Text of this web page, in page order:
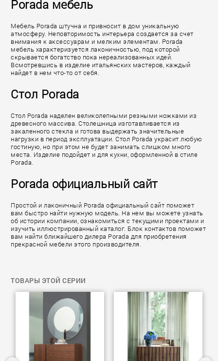
Porada мебель
Мебель Porada штучна и привносит в дом уникальную
атмосферу. Неповторимость интерьера создается за счет
внимания к аксессуарам и мелким элементам. Porada
мебель характеризуется лаконичностью, под которой
скрывается богатство пока нереализованных идей.
Всмотревшись в изделие итальянских мастеров, каждый
найдет в нем что-то от себя.
Стол Porada
Стол Porada наделен великолепными резными ножками из
древесного массива. Столешница изготавливается из
закаленного стекла и готова выдержать значительные
нагрузки в период эксплуатации. Стол Porada украсит любую
гостиную, но при этом не будет занимать слишком много
места. Изделие подойдет и для кухни, оформленной в стиле
Porada.
Porada официальный сайт
Простой и лаконичный Porada официальный сайт поможет
вам быстро найти нужную модель. На нем вы можете узнать
об истории компании, ознакомиться с текущими проектами и
изучить иллюстрированный каталог. Блок контактов поможет
вам найти ближайшего дилера Porada для приобретения
прекрасной мебели этого производителя.
ТОВАРЫ ЭТОЙ СЕРИИ